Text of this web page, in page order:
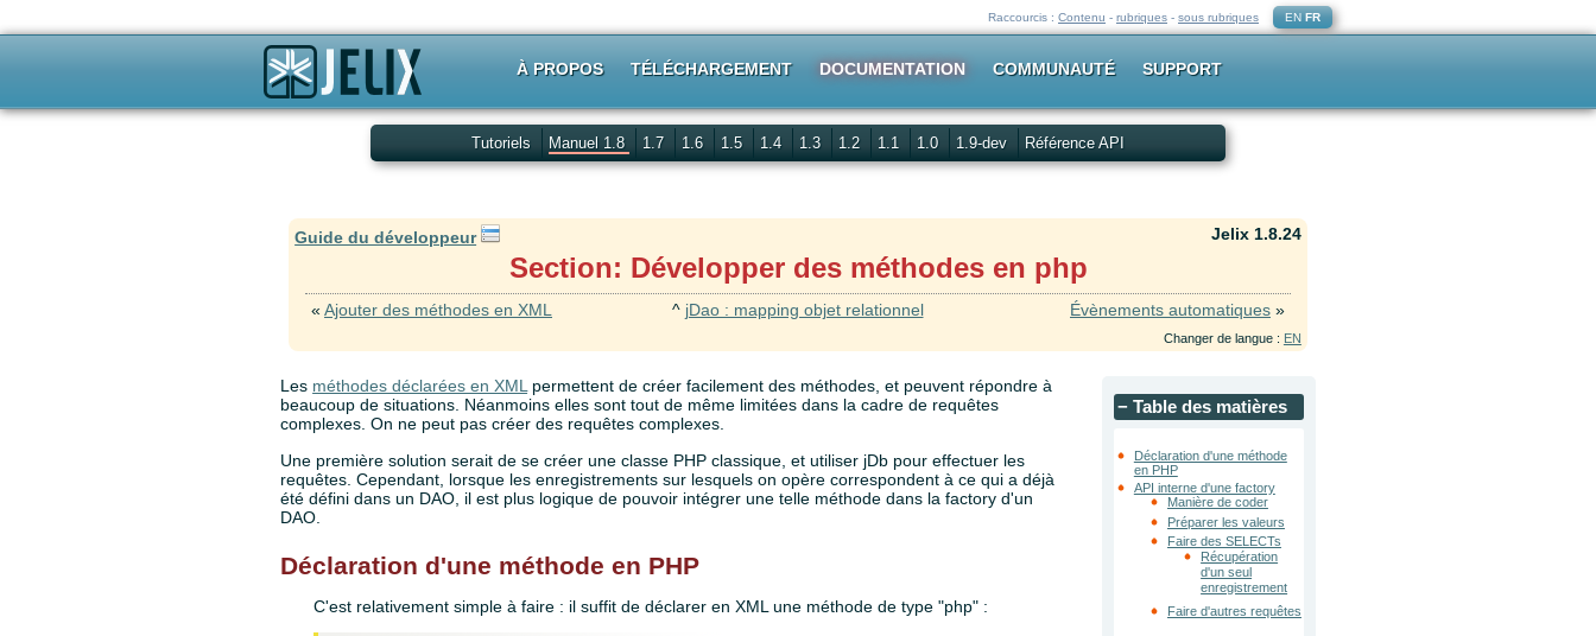
Raccourcis : Contenu - rubriques - sous rubriques EN FR
À PROPOS TÉLÉCHARGEMENT DOCUMENTATION COMMUNAUTÉ SUPPORT
Tutoriels Manuel 1.8 1.7 1.6 1.5 1.4 1.3 1.2 1.1 1.0 1.9-dev Référence API
Guide du développeur Jelix 1.8.24
Section: Développer des méthodes en php
« Ajouter des méthodes en XML ^ jDao : mapping objet relationnel Évènements automatiques »
Changer de langue : EN
−Table des matières
Déclaration d'une méthode
en PHP
API interne d'une factory
Manière de coder
Préparer les valeurs
Faire des SELECTs
Récupération
d'un seul
enregistrement
Faire d'autres requêtes
Les méthodes déclarées en XMLpermettent de créer facilement des méthodes, et peuvent répondre à
beaucoup de situations. Néanmoins elles sont tout de même limitées dans la cadre de requêtes
complexes. On ne peut pas créer des requêtes complexes.
Une première solution serait de se créer une classe PHP classique, et utiliser jDb pour effectuer les
requêtes. Cependant, lorsque les enregistrements sur lesquels on opère correspondent à ce qui a déjà
été défini dans un DAO, il est plus logique de pouvoir intégrer une telle méthode dans la factory d'un
DAO.
Déclaration d'une méthode en PHP
C'est relativement simple à faire : il suffit de déclarer en XML une méthode de type "php" :